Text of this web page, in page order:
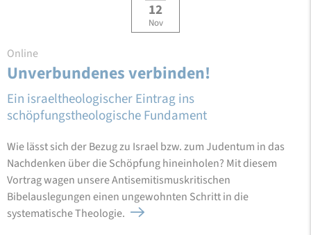
12
Nov
Online
Unverbundenes verbinden!
Ein israeltheologischer Eintrag ins
schöpfungstheologische Fundament
Wie lässt sich der Bezug zu Israel bzw. zum Judentum in das
Nachdenken über die Schöpfung hineinholen? Mit diesem
Vortrag wagen unsere Antisemitismuskritischen
Bibelauslegungen einen ungewohnten Schritt in die
systematische Theologie.